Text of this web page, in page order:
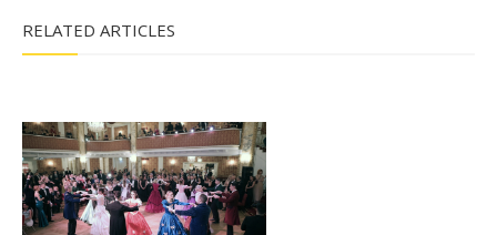
RELATED ARTICLES